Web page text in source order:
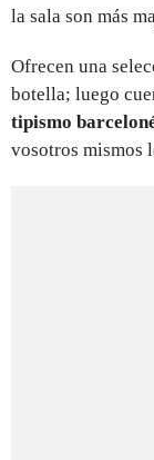
la sala son más
Ofrecen una
botella; luego
tipismo
vosotros mismos